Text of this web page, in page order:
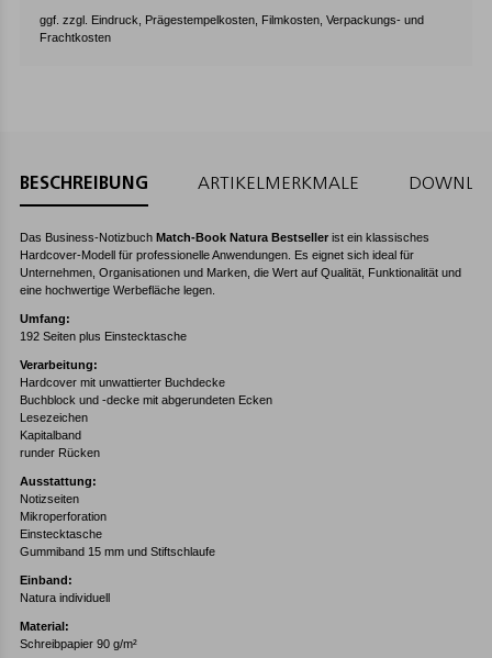
ggf. zzgl. Eindruck, Prägestempelkosten, Filmkosten, Verpackungs- und
Frachtkosten
BESCHREIBUNG ARTIKELMERKMALE
Das Business-Notizbuch Match-Book Natura Bestseller ist ein klassisches
Hardcover-Modell für professionelle Anwendungen. Es eignet sich ideal für
Unternehmen, Organisationen und Marken, die Wert auf Qualität, Funktionalität und
eine hochwertige Werbefläche legen.
Umfang:
192 Seiten plus Einstecktasche
Verarbeitung:
Hardcover mit unwattierter Buchdecke
Buchblock und -decke mit abgerundeten Ecken
Lesezeichen
Kapitalband
runder Rücken
Ausstattung:
Notizseiten
Mikroperforation
Einstecktasche
Gummiband 15 mm und Stiftschlaufe
Einband:
Natura individuell
Material:
Schreibpapier 90 g/m²